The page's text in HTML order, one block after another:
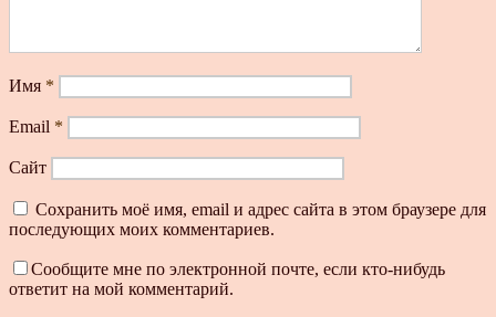
Имя *
Email *
Сайт
Сохранить моё имя, email и адрес сайта в этом браузере для
последующих моих комментариев.
Сообщите мне по электронной почте, если кто-нибудь
ответит на мой комментарий.